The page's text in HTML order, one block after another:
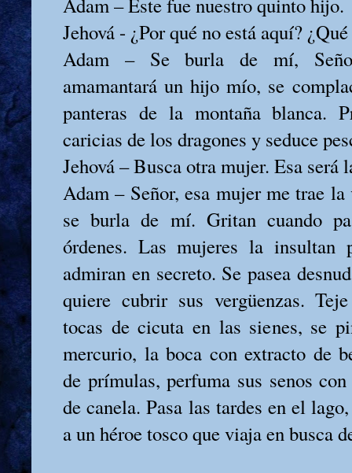
Jehová - ¿Por qué no está aquí?
Adam – Se burla de mí,
amamantará un hijo mío, se
panteras de la montaña blanca.
caricias de los dragones y seduce
Jehová – Busca otra mujer. Esa será
Adam – Señor, esa mujer me trae
se burla de mí. Gritan cuando
órdenes. Las mujeres la insultan
admiran en secreto. Se pasea
quiere cubrir sus vergüenzas.
tocas de cicuta en las sienes, se
mercurio, la boca con extracto de
de prímulas, perfuma sus senos
de canela. Pasa las tardes en el
a un héroe tosco que viaja en busca